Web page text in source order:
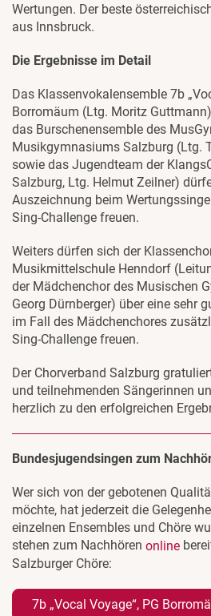
Wertungen. Der beste
aus Innsbruck.
Die Ergebnisse im Detail
Das Klassenvokalensemble 7b
Borromäum (Ltg. Moritz
das Burschenensemble des
Musikgymnasiums Salzburg (Ltg.
sowie das Jugendteam der
Salzburg, Ltg. Helmut Zeilner)
Auszeichnung beim
Sing-Challenge freuen.
Weiters dürfen sich der
Musikmittelschule Henndorf
der Mädchenchor des Musischen
Georg Dürnberger) über eine sehr
im Fall des Mädchenchores
Sing-Challenge freuen.
Der Chorverband Salzburg
und teilnehmenden Sängerinnen
herzlich zu den erfolgreichen
Bundesjugendsingen zum
Wer sich von der gebotenen
möchte, hat jederzeit die
einzelnen Ensembles und Chöre
stehen zum Nachhören online
Salzburger Chöre:
7b „Vocal Voyage“, PG